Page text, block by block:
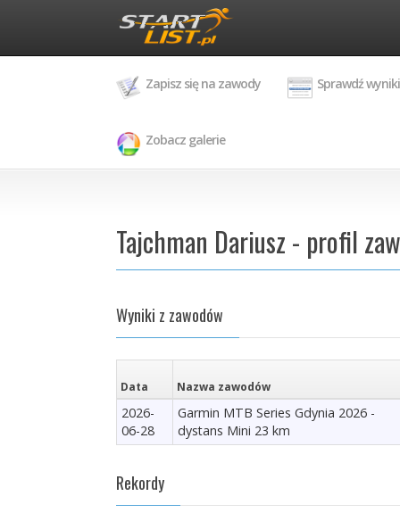
Zapisz się na zawody Sprawdź wyniki
Zobacz galerie
Tajchman Dariusz - profil
Wyniki z zawodów
Data Nazwa zawodów
2026-
06-28
Garmin MTB Series Gdynia 2026 -
dystans Mini 23 km
Rekordy